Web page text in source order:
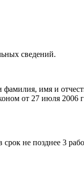
сведений.
имя и
от 27 июля
не позднее 3